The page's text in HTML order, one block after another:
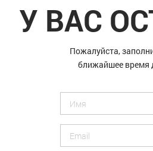
У ВАС
Пожалуйста,
ближайшее время